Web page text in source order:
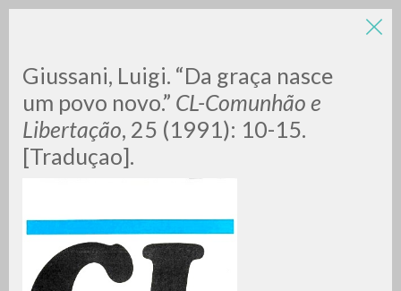
Giussani, Luigi. “Da graça nasce
um povo novo.” CL-Comunhão e
Libertação, 25 (1991): 10-15.
[Traduçao].
LUIGI
GIUSSANI